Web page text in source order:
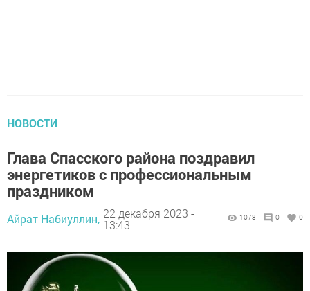
НОВОСТИ
Глава Спасского района поздравил
энергетиков с профессиональным
праздником
Айрат Набиуллин, 22 декабря 2023 -
13:43
1078 0 0